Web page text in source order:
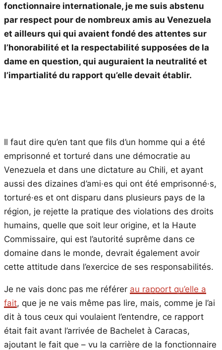
fonctionnaire internationale, je me suis abstenu
par respect pour de nombreux amis au Venezuela
et ailleurs qui qui avaient fondé des attentes sur
l’honorabilité et la respectabilité supposées de la
dame en question, qui auguraient la neutralité et
l’impartialité du rapport qu’elle devait établir.
Il faut dire qu’en tant que fils d’un homme qui a été
emprisonné et torturé dans une démocratie au
Venezuela et dans une dictature au Chili, et ayant
aussi des dizaines d’ami·es qui ont été emprisonné·s,
torturé·es et ont disparu dans plusieurs pays de la
région, je rejette la pratique des violations des droits
humains, quelle que soit leur origine, et la Haute
Commissaire, qui est l’autorité suprême dans ce
domaine dans le monde, devrait également avoir
cette attitude dans l’exercice de ses responsabilités.
Je ne vais donc pas me référer au rapport qu’elle a
fait, que je ne vais même pas lire, mais, comme je l’ai
dit à tous ceux qui voulaient l’entendre, ce rapport
était fait avant l’arrivée de Bachelet à Caracas,
ajoutant le fait que – vu la carrière de la fonctionnaire